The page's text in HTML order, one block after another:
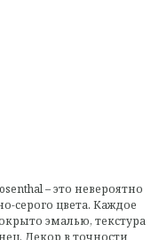
– это невероятно
серого цвета. Каждое
эмалью, текстура